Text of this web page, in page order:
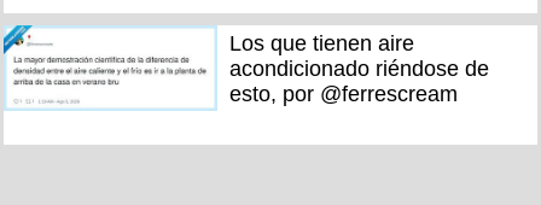
Los que tienen aire
acondicionado riéndose de
esto, por @ferrescream